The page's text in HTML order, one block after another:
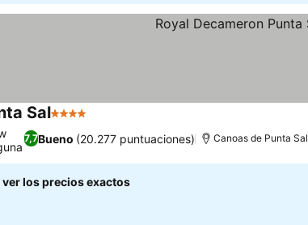
Sal4 Estrellas
7,7Bueno (20.277 puntuaciones) Canoas de Punta Sal
los precios exactos